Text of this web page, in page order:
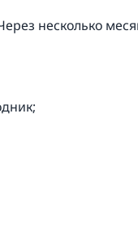
несколько